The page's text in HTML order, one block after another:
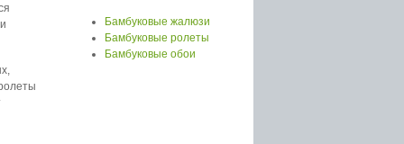
Бамбуковые жалюзи
Бамбуковые ролеты
Бамбуковые обои